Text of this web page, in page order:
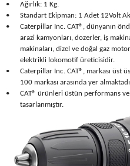
•
Ağırlık: 1 Kg.
•
Standart Ekipman: 1 Adet 12Volt
•
Caterpillar Inc. CAT®, dünyanın
arazi kamyonları, dozerler, iş
makinaları, dizel ve doğal gaz
elektrikli lokomotif üreticisidir.
•
Caterpillar Inc. CAT®, markası üst
100 markası arasında yer
•
CAT® ürünleri üstün performans
tasarlanmıştır.